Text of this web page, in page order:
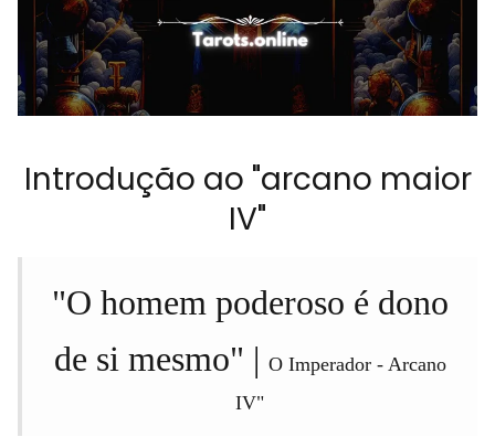
Introdução ao "arcano maior
IV"
"O homem poderoso é dono
de si mesmo" | O Imperador - Arcano
IV"